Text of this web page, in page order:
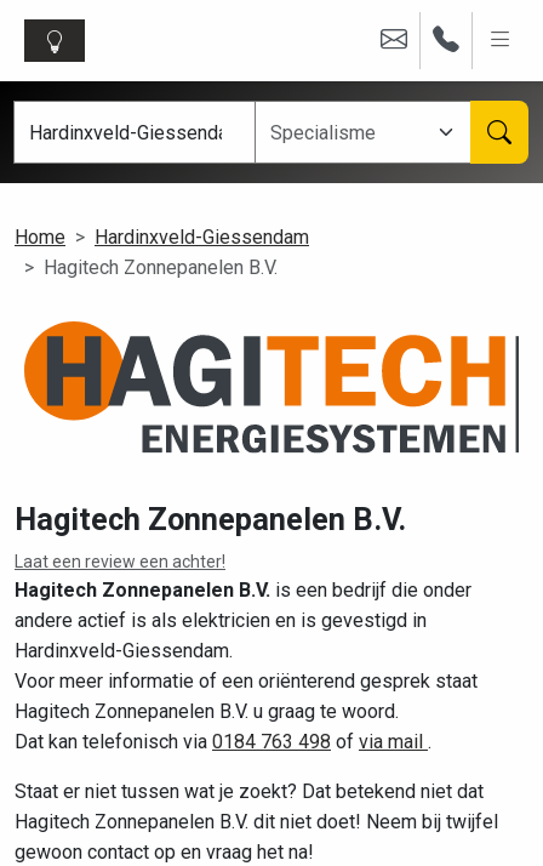
Home
Hardinxveld-Giessendam
Hagitech Zonnepanelen B.V.
Hagitech Zonnepanelen B.V.
Laat een review een achter!
Hagitech Zonnepanelen B.V. is een bedrijf die onder
andere actief is als elektricien en is gevestigd in
Hardinxveld-Giessendam.
Voor meer informatie of een oriënterend gesprek staat
Hagitech Zonnepanelen B.V. u graag te woord.
Dat kan telefonisch via 0184 763 498 of via mail .
Staat er niet tussen wat je zoekt? Dat betekend niet dat
Hagitech Zonnepanelen B.V. dit niet doet! Neem bij twijfel
gewoon contact op en vraag het na!